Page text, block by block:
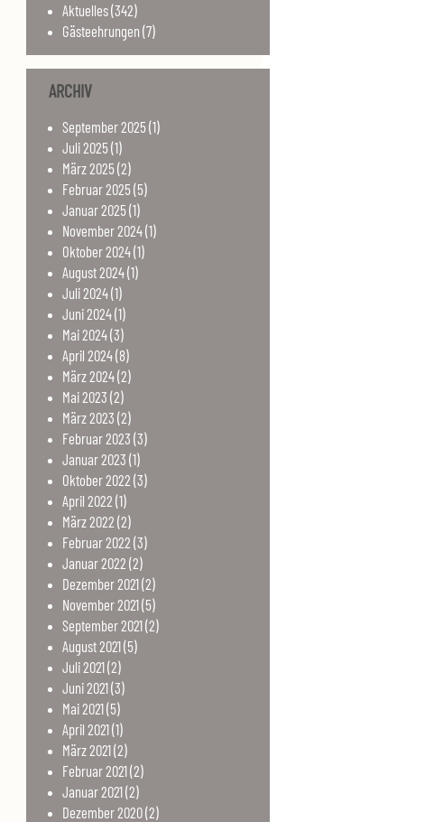
Aktuelles(342)
Gästeehrungen (7)
ARCHIV
September2025(1)
Juli2025(1)
März2025(2)
Februar2025(5)
Januar2025(1)
November2024(1)
Oktober2024(1)
August2024(1)
Juli2024(1)
Juni2024(1)
Mai2024(3)
April 2024(8)
März2024(2)
Mai2023 (2)
März2023 (2)
Februar2023 (3)
Januar2023 (1)
Oktober2022 (3)
April 2022 (1)
März2022 (2)
Februar2022 (3)
Januar2022 (2)
Dezember2021(2)
November2021(5)
September2021(2)
August2021(5)
Juli2021(2)
Juni2021(3)
Mai2021(5)
April 2021(1)
März2021(2)
Februar2021(2)
Januar2021(2)
Dezember2020(2)